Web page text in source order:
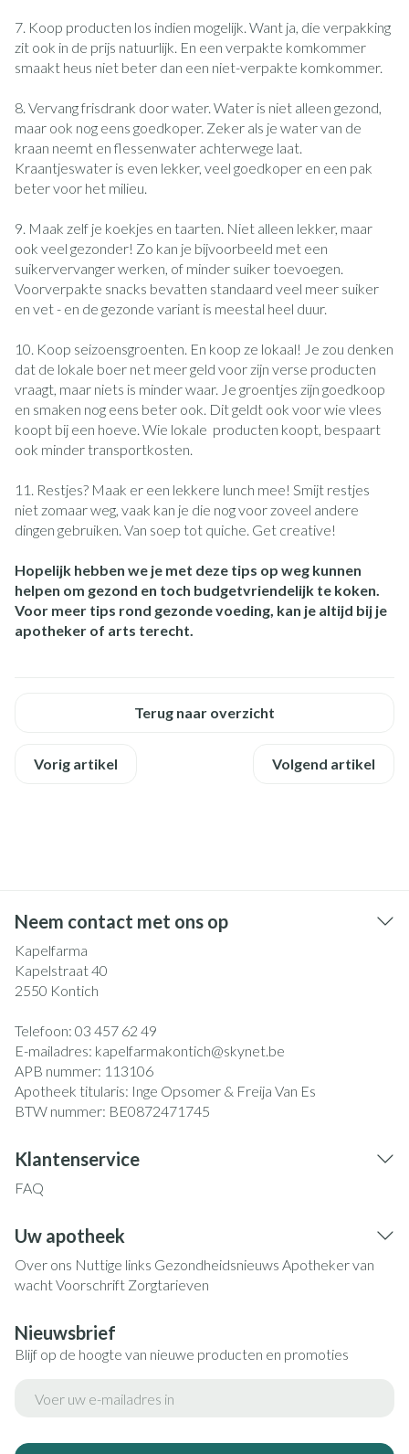
7. Koop producten los indien mogelijk. Want ja, die verpakking
zit ook in de prijs natuurlijk. En een verpakte komkommer
smaakt heus niet beter dan een niet-verpakte komkommer.
8. Vervang frisdrank door water. Water is niet alleen gezond,
maar ook nog eens goedkoper. Zeker als je water van de
kraan neemt en flessenwater achterwege laat.
Kraantjeswater is even lekker, veel goedkoper en een pak
beter voor het milieu.
9. Maak zelf je koekjes en taarten. Niet alleen lekker, maar
ook veel gezonder! Zo kan je bijvoorbeeld met een
suikervervanger werken, of minder suiker toevoegen.
Voorverpakte snacks bevatten standaard veel meer suiker
en vet - en de gezonde variant is meestal heel duur.
10. Koop seizoensgroenten. En koop ze lokaal! Je zou denken
dat de lokale boer net meer geld voor zijn verse producten
vraagt, maar niets is minder waar. Je groentjes zijn goedkoop
en smaken nog eens beter ook. Dit geldt ook voor wie vlees
koopt bij een hoeve. Wie lokale producten koopt, bespaart
ook minder transportkosten.
11. Restjes? Maak er een lekkere lunch mee! Smijt restjes
niet zomaar weg, vaak kan je die nog voor zoveel andere
dingen gebruiken. Van soep tot quiche. Get creative!
Hopelijk hebben we je met deze tips op weg kunnen
helpen om gezond en toch budgetvriendelijk te koken.
Voor meer tips rond gezonde voeding, kan je altijd bij je
apotheker of arts terecht.
Terug naar overzicht
Vorig artikel Volgend artikel
Neem contact met ons op
Kapelfarma
Kapelstraat 40
2550 Kontich
Telefoon: 03 457 62 49
E-mailadres: kapelfarmakontich@skynet.be
APB nummer: 113106
Apotheek titularis: Inge Opsomer & Freija Van Es
BTW nummer: BE0872471745
Klantenservice
FAQ
Uw apotheek
Over ons Nuttige links Gezondheidsnieuws Apotheker van
wachtVoorschrift Zorgtarieven
Nieuwsbrief
Blijf op de hoogte van nieuwe producten en promoties